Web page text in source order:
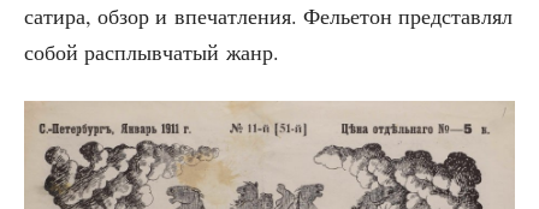
сати­ра, обзор и впе­чат­ле­ния. Фелье­тон пред­став­лял
собой рас­плыв­ча­тый жанр.